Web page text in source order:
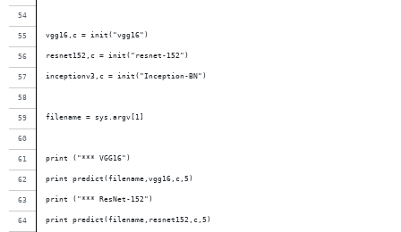
vgg16,c = init("vgg16")
resnet152,c = init("resnet-152")
inceptionv3,c = init("Inception-BN")
filename = sys.argv[1]
print ("*** VGG16")
print predict(filename,vgg16,c,5)
print ("*** ResNet-152")
print predict(filename,resnet152,c,5)